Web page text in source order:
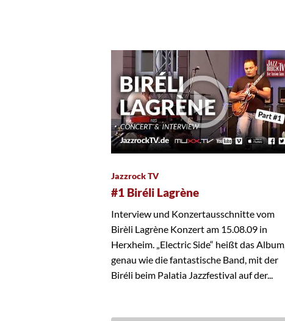
Jazzrock TV
#1 Biréli Lagrène
Interview und Konzertausschnitte vom
Birèli Lagrène Konzert am 15.08.09 in
Herxheim. „Electric Side“ heißt das Album,
genau wie die fantastische Band, mit der
Biréli beim Palatia Jazzfestival auf der...